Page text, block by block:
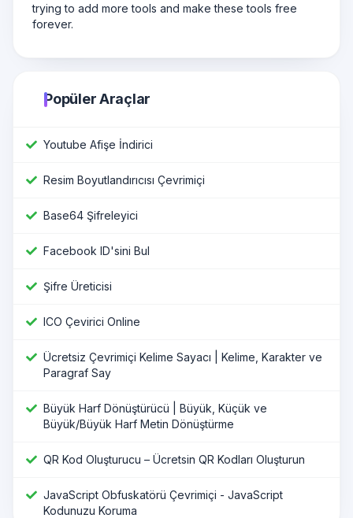
trying to add more tools and make these tools free
forever.
Popüler Araçlar
Youtube Afişe İndirici
Resim Boyutlandırıcısı Çevrimiçi
Base64 Şifreleyici
Facebook ID'sini Bul
Şifre Üreticisi
ICO Çevirici Online
Ücretsiz Çevrimiçi Kelime Sayacı | Kelime, Karakter ve
Paragraf Say
Büyük Harf Dönüştürücü | Büyük, Küçük ve
Büyük/Büyük Harf Metin Dönüştürme
QR Kod Oluşturucu – Ücretsin QR Kodları Oluşturun
JavaScript Obfuskatörü Çevrimiçi - JavaScript
Kodunuzu Koruma